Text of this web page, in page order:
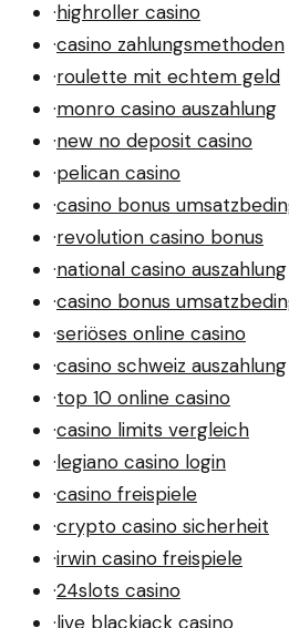
·highroller casino
·casino zahlungsmethoden
·roulette mit echtem geld
·monro casino auszahlung
·new no deposit casino
·pelican casino
·casino bonus
·revolution casino bonus
·national casino auszahlung
·casino bonus
·seriöses online casino
·casino schweiz auszahlung
·top 10 online casino
·casino limits vergleich
·legiano casino login
·casino freispiele
·crypto casino sicherheit
·irwin casino freispiele
·24slots casino
·live blackjack casino